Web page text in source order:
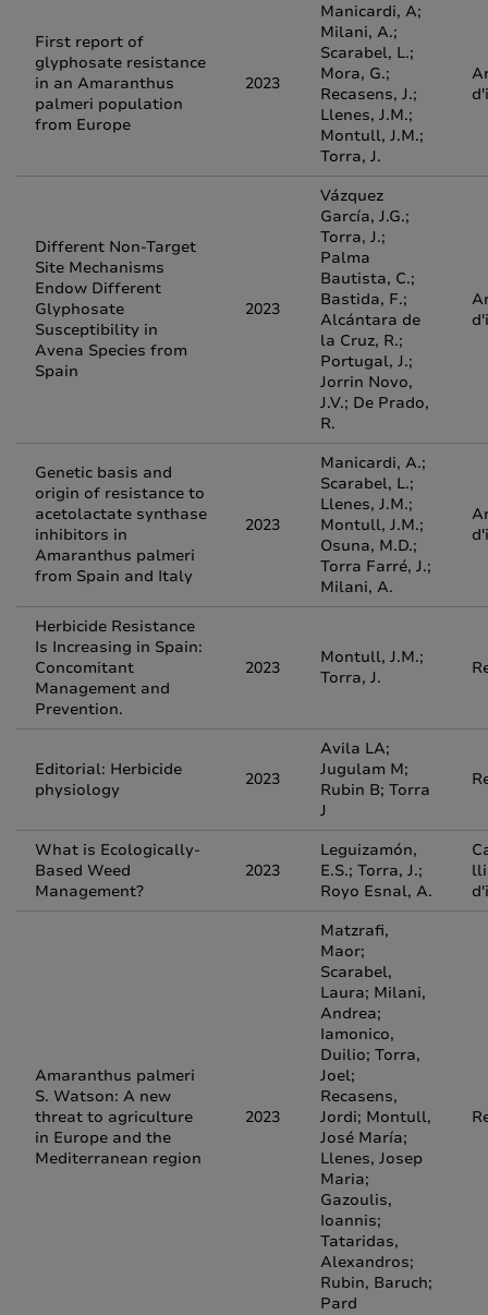
First report of
glyphosate resistance
in an Amaranthus
palmeri population
from Europe
2023
Manicardi, A;
Milani, A.;
Scarabel, L.;
Mora, G.;
Recasens, J.;
Llenes, J.M.;
Montull, J.M.;
Torra, J.
Different Non-Target
Site Mechanisms
Endow Different
Glyphosate
Susceptibility in
Avena Species from
Spain
2023
Vázquez
García, J.G.;
Torra, J.;
Palma
Bautista, C.;
Bastida, F.;
Alcántara de
la Cruz, R.;
Portugal, J.;
Jorrin Novo,
J.V.; De Prado,
R.
Genetic basis and
origin of resistance to
acetolactate synthase
inhibitors in
Amaranthus palmeri
from Spain and Italy
2023
Manicardi, A.;
Scarabel, L.;
Llenes, J.M.;
Montull, J.M.;
Osuna, M.D.;
Torra Farré, J.;
Milani, A.
Herbicide Resistance
Is Increasing in Spain:
Concomitant
Management and
Prevention.
2023
Montull, J.M.;
Torra, J.
Editorial: Herbicide
physiology
2023
Avila LA;
Jugulam M;
Rubin B; Torra
J
What is Ecologically-
Based Weed
Management?
2023
Leguizamón,
E.S.; Torra, J.;
Royo Esnal, A.
Amaranthus palmeri
S. Watson: A new
threat to agriculture
in Europe and the
Mediterranean region
2023
Matzrafi,
Maor;
Scarabel,
Laura; Milani,
Andrea;
Iamonico,
Duilio; Torra,
Joel;
Recasens,
Jordi; Montull,
José María;
Llenes, Josep
Maria;
Gazoulis,
Ioannis;
Tataridas,
Alexandros;
Rubin, Baruch;
Pard